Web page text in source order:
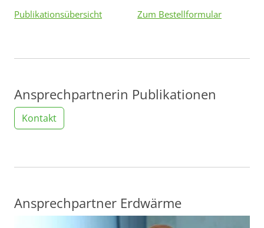
Publikationsübersicht
Zum Bestellformular
Ansprechpartnerin Publikationen
Kontakt
Ansprechpartner Erdwärme